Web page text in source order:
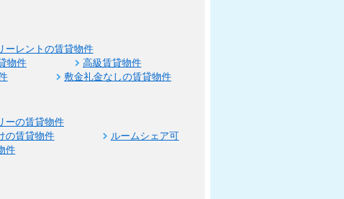
ーレントの賃貸物件
物件
高級賃貸物件
敷金礼金なしの賃貸物件
ーの賃貸物件
の賃貸物件
ルームシェア可
件